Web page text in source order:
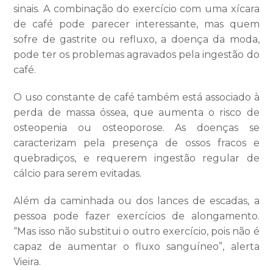
sinais. A combinação do exercício com uma xícara
de café pode parecer interessante, mas quem
sofre de gastrite ou refluxo, a doença da moda,
pode ter os problemas agravados pela ingestão do
café.
O uso constante de café também está associado à
perda de massa óssea, que aumenta o risco de
osteopenia ou osteoporose. As doenças se
caracterizam pela presença de ossos fracos e
quebradiços, e requerem ingestão regular de
cálcio para serem evitadas.
Além da caminhada ou dos lances de escadas, a
pessoa pode fazer exercícios de alongamento.
“Mas isso não substitui o outro exercício, pois não é
capaz de aumentar o fluxo sanguíneo”, alerta
Vieira.